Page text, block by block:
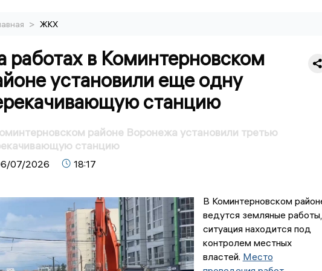
> ЖКХ
работах в Коминтерновском
установили еще одну
станцию
районе Воронежа установили третью
станцию
07/2026 18:17
В Коминтерновском
ведутся земляные работы,
ситуация находится под
контролем местных
властей. Место